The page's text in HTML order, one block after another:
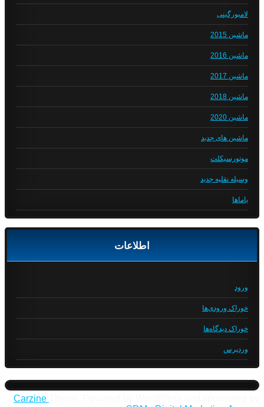
لامبورگینی
ماشین 2015
ماشین 2016
ماشین 2017
ماشین 2018
ماشین 2020
ماشین های جدید
موتورسیکلت
وسیله نقلیه جدید
یاماها
اطلاعات
ورود
خوراک ورودی‌ها
خوراک دیدگاه‌ها
وردپرس
Carzine